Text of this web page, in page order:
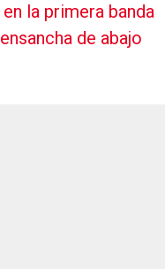
la primera banda
de abajo